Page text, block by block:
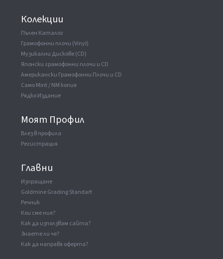
Колекции
Пълен Каталог
Грамофонни плочи (Vinyl)
Музикални Дискове (CD)
Японски грамофонни плочи и CD
Американски Грамофонни Плочи и CD
Само Mint / NM копия
Рядко Издание
Моят Профил
Влез в профила
Регистрация
Главни
Изпращане
Goldmine Grading Standart
Речник
Кои сме ние?
Как да използвам сайта?
Знаете ли че?
Как да направя оферта?